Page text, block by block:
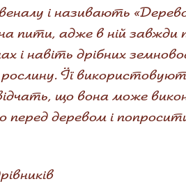
і називають
пити, адже в ній завжди
і навіть дрібних
Її використовують
що вона може
перед деревом і